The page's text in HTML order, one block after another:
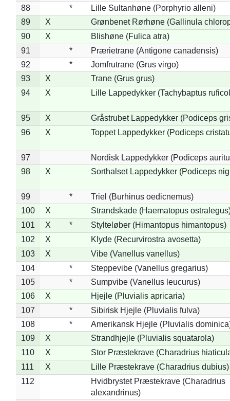
88 *
Lille Sultanhøne (Porphyrio alleni)
89
X
Grønbenet Rørhøne (Gallinula
90
X
Blishøne (Fulica atra)
91
*
Prærietrane (Antigone canadensis)
92
*
Jomfrutrane (Grus virgo)
93
X
Trane (Grus grus)
94
X Lille Lappedykker (Tachybaptus
95 X
Gråstrubet Lappedykker (Podiceps
96
X Toppet Lappedykker (Podiceps
97
Nordisk Lappedykker (Podiceps
98
X Sorthalset Lappedykker (Podiceps
99 *
Triel (Burhinus oedicnemus)
100
X
Strandskade (Haematopus
101
X *
Stylteløber (Himantopus himantopus)
102
X
Klyde (Recurvirostra avosetta)
103
X
Vibe (Vanellus vanellus)
104
*
Steppevibe (Vanellus gregarius)
105
*
Sumpvibe (Vanellus leucurus)
106
X
Hjejle (Pluvialis apricaria)
107
*
Sibirisk Hjejle (Pluvialis fulva)
108
*
Amerikansk Hjejle (Pluvialis
109
X
Strandhjejle (Pluvialis squatarola)
110
X
Stor Præstekrave (Charadrius
111
X
Lille Præstekrave (Charadrius dubius)
112
Hvidbrystet Præstekrave (Charadrius
alexandrinus)